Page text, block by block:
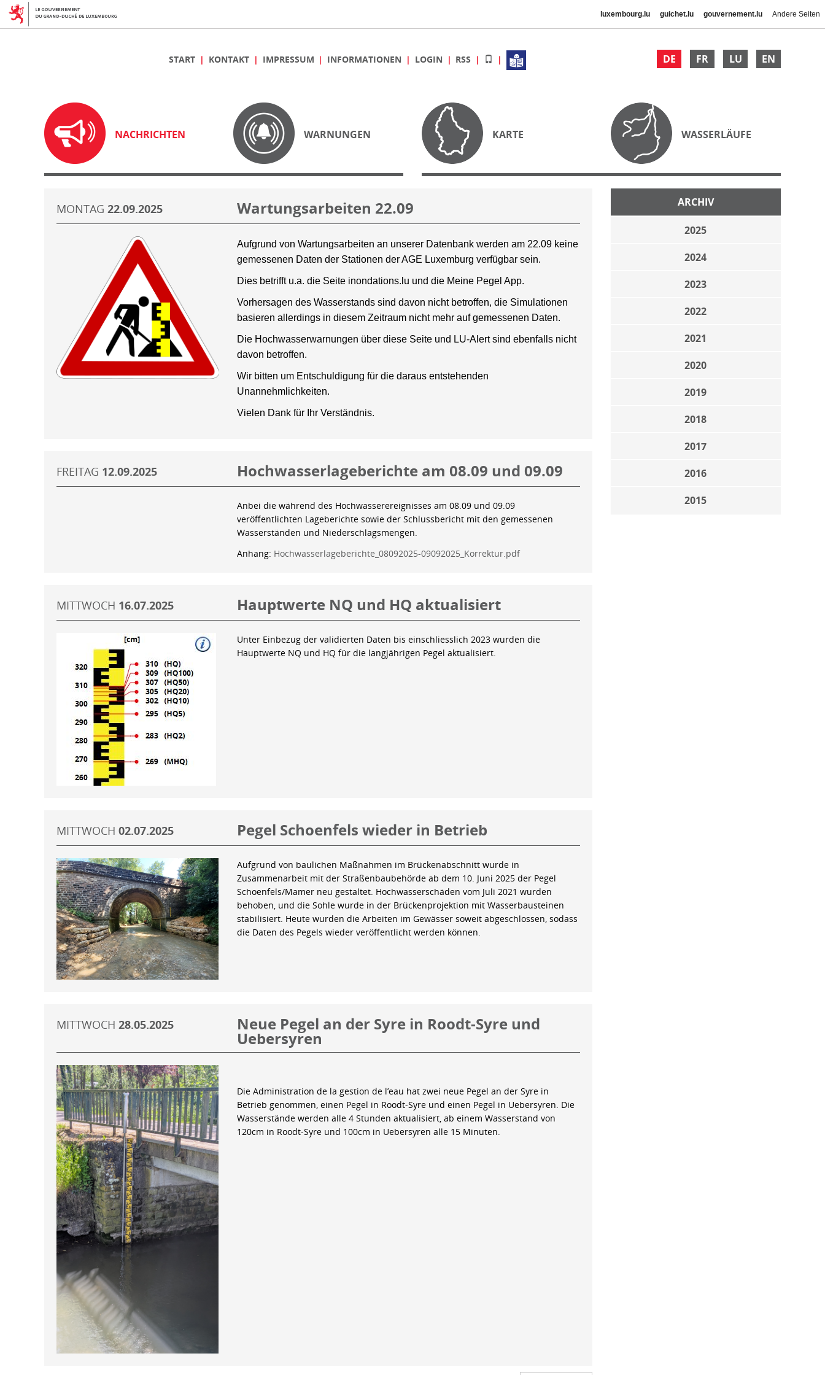
luxembourg.lu guichet.lu gouvernement.lu Andere Seiten
DE FR LU EN
START KONTAKT IMPRESSUM INFORMATIONEN LOGIN RSS
NACHRICHTEN WARNUNGEN KARTE WASSERLÄUFE
ARCHIV
2025
2024
2023
2022
2021
2020
2019
2018
2017
2016
2015
MONTAG 22.09.2025 Wartungsarbeiten 22.09
Aufgrund von Wartungsarbeiten an unserer Datenbank werden am 22.09 keine
gemessenen Daten der Stationen der AGE Luxemburg verfügbar sein.
Dies betrifft u.a. die Seite inondations.lu und die Meine Pegel App.
Vorhersagen des Wasserstands sind davon nicht betroffen, die Simulationen
basieren allerdings in diesem Zeitraum nicht mehr auf gemessenen Daten.
Die Hochwasserwarnungen über diese Seite und LU-Alert sind ebenfalls nicht
davon betroffen.
Wir bitten um Entschuldigung für die daraus entstehenden
Unannehmlichkeiten.
Vielen Dank für Ihr Verständnis.
FREITAG 12.09.2025 Hochwasserlageberichte am 08.09 und 09.09
Anbei die während des Hochwasserereignisses am 08.09 und 09.09
veröffentlichten Lageberichte sowie der Schlussbericht mit den gemessenen
Wasserständen und Niederschlagsmengen.
Anhang: Hochwasserlageberichte_08092025-09092025_Korrektur.pdf
MITTWOCH 16.07.2025 Hauptwerte NQ und HQ aktualisiert
Unter Einbezug der validierten Daten bis einschliesslich 2023 wurden die
Hauptwerte NQ und HQ für die langjährigen Pegel aktualisiert.
MITTWOCH 02.07.2025 Pegel Schoenfels wieder in Betrieb
Aufgrund von baulichen Maßnahmen im Brückenabschnitt wurde in
Zusammenarbeit mit der Straßenbaubehörde ab dem 10. Juni 2025 der Pegel
Schoenfels/Mamer neu gestaltet. Hochwasserschäden vom Juli 2021 wurden
behoben, und die Sohle wurde in der Brückenprojektion mit Wasserbausteinen
stabilisiert. Heute wurden die Arbeiten im Gewässer soweit abgeschlossen, sodass
die Daten des Pegels wieder veröffentlicht werden können.
MITTWOCH 28.05.2025 Neue Pegel an der Syre in Roodt-Syre und
Uebersyren
Die Administration de la gestion de l’eau hat zwei neue Pegel an der Syre in
Betrieb genommen, einen Pegel in Roodt-Syre und einen Pegel in Uebersyren. Die
Wasserstände werden alle 4 Stunden aktualisiert, ab einem Wasserstand von
120cm in Roodt-Syre und 100cm in Uebersyren alle 15 Minuten.